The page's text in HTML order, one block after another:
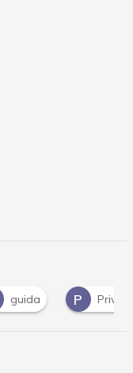
Privacy P
PSD2